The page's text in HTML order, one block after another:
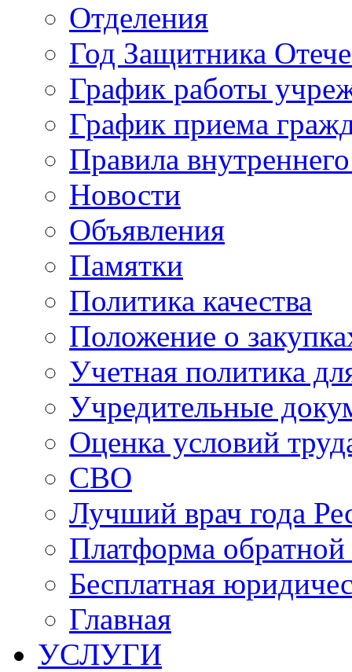
Отделения
Год Защитника
График работы
График приема
Правила
Новости
Объявления
Памятки
Политика качества
Положение о
Учетная политика
Учредительные
Оценка условий
СВО
Лучший врач года
Платформа
Бесплатная
Главная
УСЛУГИ